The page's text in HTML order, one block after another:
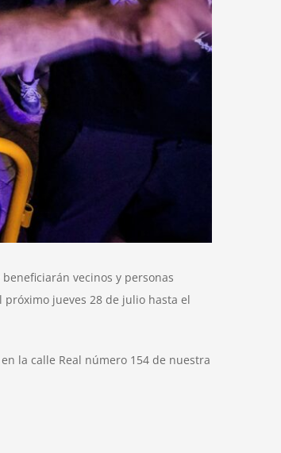
vecinos y personas
jueves 28 de julio hasta el
en la calle Real número 154 de nuestra